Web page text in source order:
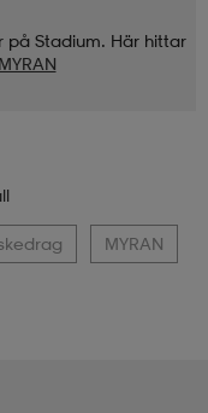
Stadium. Här hittar
MYRAN
MYRAN